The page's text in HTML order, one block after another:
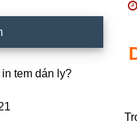
tem dán ly?